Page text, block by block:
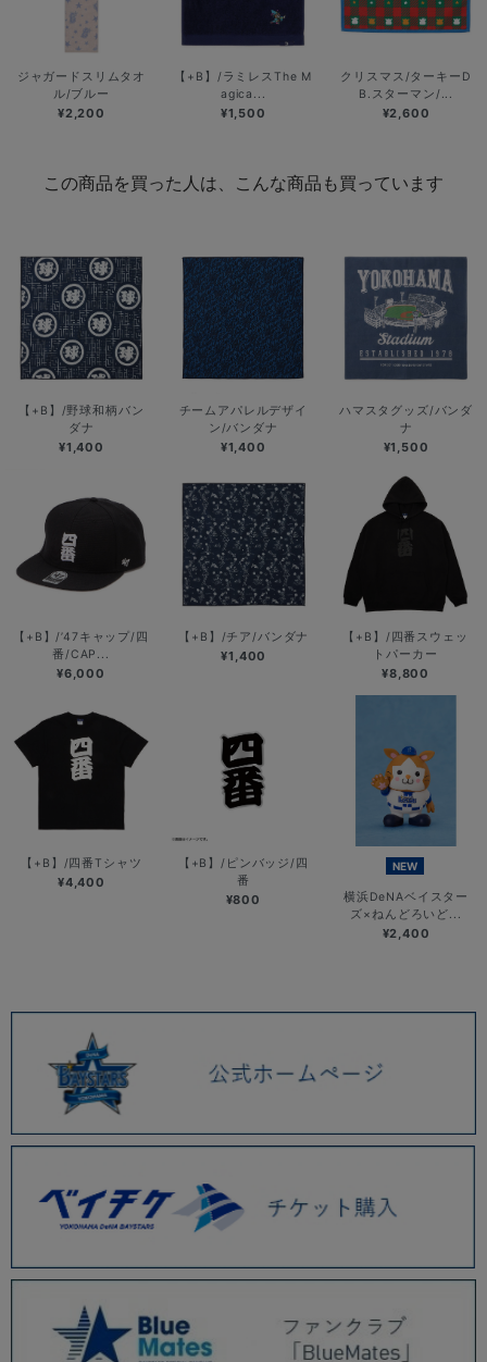
ジャガードスリムタオ
ル/ブルー
¥2,200
【+B】/ラミレスThe M
agica...
¥1,500
クリスマス/ターキーD
B.スターマン/...
¥2,600
この商品を買った人は、こんな商品も買っています
【+B】/野球和柄バン
ダナ
¥1,400
チームアパレルデザイ
ン/バンダナ
¥1,400
ハマスタグッズ/バンダ
ナ
¥1,500
【+B】/’47キャップ/四
番/CAP...
¥6,000
【+B】/チア/バンダナ
¥1,400
【+B】/四番スウェッ
トパーカー
¥8,800
【+B】/四番Tシャツ
¥4,400
【+B】/ピンバッジ/四
番
¥800
NEW
横浜DeNAベイスター
ズ×ねんどろいど...
¥2,400